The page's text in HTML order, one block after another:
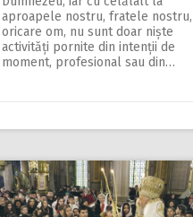
aproapele nostru, fratele nostru,
oricare om, nu sunt doar niște
activități pornite din intenții de
moment, profesional sau din…